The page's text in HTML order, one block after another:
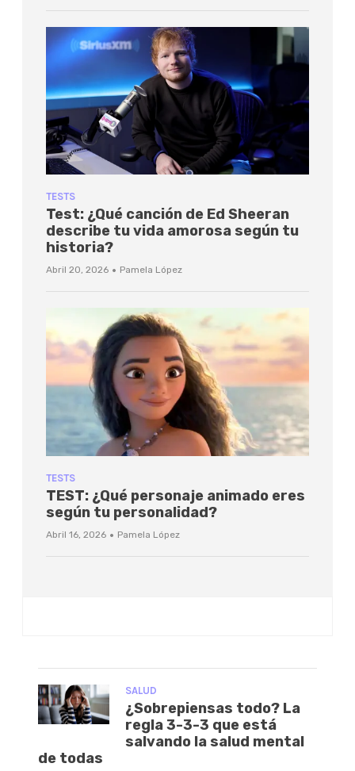
TESTS
Test: ¿Qué canción de Ed Sheeran
describe tu vida amorosa según tu
historia?
Abril 20, 2026 · Pamela López
TESTS
TEST: ¿Qué personaje animado eres
según tu personalidad?
Abril 16, 2026 · Pamela López
SALUD
¿Sobrepiensas todo? La
regla 3-3-3 que está
salvando la salud mental
de todas